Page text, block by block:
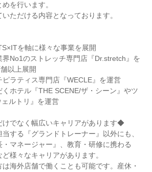
を行います。
ただける内容となっております。
を軸に様々な事業を展開
界No1のストレッチ専門店『Dr.stretch』を
以上展開
ピラティス専門店『WECLE』を運営
くホテル『THE SCENE/ザ・シーン』やツ
ルトリ』を運営
でなく幅広いキャリアがあります◆
する『グランドトレーナー』以外にも、
マネージャー』、教育・研修に携わる
ど様々なキャリアがあります。
海外店舗で働くことも可能です。産休・